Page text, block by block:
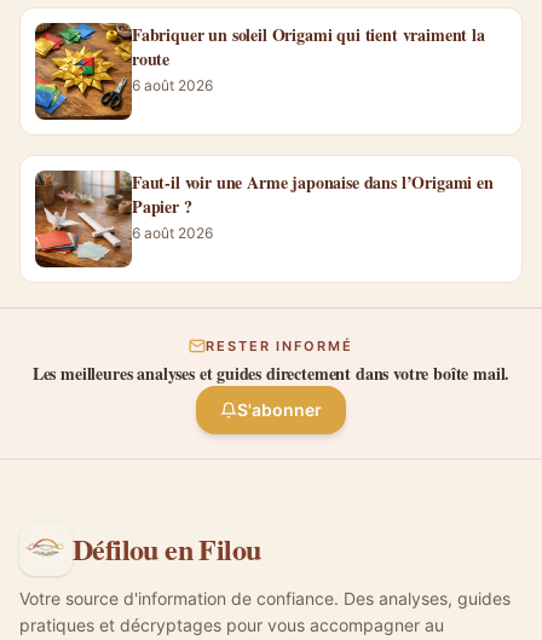
Fabriquer un soleil Origami qui tient vraiment la
route
6 août 2026
Faut-il voir une Arme japonaise dans l’Origami en
Papier ?
6 août 2026
RESTER INFORMÉ
Les meilleures analyses et guides directement dans votre boîte mail.
S'abonner
Défilou en Filou
Votre source d'information de confiance. Des analyses, guides
pratiques et décryptages pour vous accompagner au